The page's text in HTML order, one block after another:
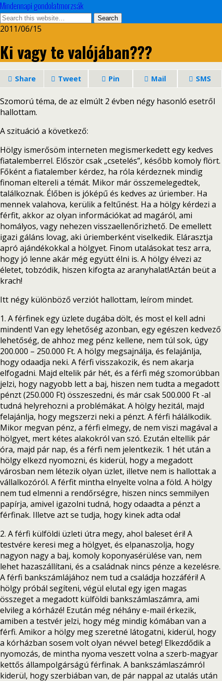
Mindennapi gondolatmorzsák
2011/06/15
Ki vagy te valójában???
Share Tweet Pin Mail SMS
Szomorú téma, de az elmúlt 2 évben négy hasonló esetről
hallottam.
A szituáció a következő:
Hölgy ismerősöm interneten megismerkedett egy kedves
fiatalemberrel. Először csak „csetelés”, később komoly flört.
Főként a fiatalember kérdez, ha róla kérdeznek mindig
finoman eltereli a témát. Mikor már összemelegedtek,
találkoznak. Élőben is jóképű és kedves az úriember. Ha
mennek valahova, kerülik a feltűnést. Ha a hölgy kérdezi a
férfit, akkor az olyan információkat ad magáról, ami
homályos, vagy nehezen visszaellenőrizhető. De emellett
igazi gáláns lovag, aki úriemberként viselkedik. Elárasztja
apró ajándékokkal a hölgyet. Finom utalásokat tesz arra,
hogy jó lenne akár még együtt élni is. A hölgy élvezi az
életet, tobzódik, hiszen kifogta az aranyhalat!Aztán beüt a
krach!
Itt négy különböző verziót hallottam, leírom mindet.
1. A férfinek egy üzlete dugába dölt, és most el kell adni
mindent! Van egy lehetőség azonban, egy egészen kedvező
lehetőség, de ahhoz meg pénz kellene, nem túl sok, úgy
200.000 – 250.000 Ft. A hölgy megsajnálja, és felajánlja,
hogy odaadja neki. A férfi visszakozik, és nem akarja
elfogadni. Majd eltelik pár hét, és a férfi még szomorúbban
jelzi, hogy nagyobb lett a baj, hiszen nem tudta a megadott
pénzt (250.000 Ft) összeszedni, és már csak 500.000 Ft -al
tudná helyrehozni a problémákat. A hölgy hezitál, majd
felajánlja, hogy megszerzi neki a pénzt. A férfi hálálkodik.
Mikor megvan pénz, a férfi elmegy, de nem viszi magával a
hölgyet, mert kétes alakokról van szó. Ezután eltellik pár
óra, majd pár nap, és a férfi nem jelentkezik. 1 hét után a
hölgy elkezd nyomozni, és kiderül, hogy a megadott
városban nem létezik olyan üzlet, illetve nem is hallottak a
vállalkozóról. A férfit mintha elnyelte volna a föld. A hölgy
nem tud elmenni a rendőrségre, hiszen nincs semmilyen
papírja, amivel igazolni tudná, hogy odaadta a pénzt a
férfinak. Illetve azt se tudja, hogy kinek adta oda!
2. A férfi külföldi üzleti útra megy, ahol baleset éri! A
testvére keresi meg a hölgyet, és elpanaszolja, hogy
nagyon nagy a baj, komoly koponyasérülése van, nem
lehet hazaszállítani, és a családnak nincs pénze a kezelésre.
A férfi bankszámlájához nem tud a családja hozzáféri! A
hölgy próbál segíteni, végül elutal egy igen magas
összeget a megadott külföldi bankszámlaszámra, ami
elvileg a kórházé! Ezután még néhány e-mail érkezik,
amiben a testvér jelzi, hogy még mindig kómában van a
férfi. Amikor a hölgy meg szeretné látogatni, kiderül, hogy
a kórházban sosem volt olyan névvel beteg! Elkezdődik a
nyomozás, de mintha nyoma veszett volna a szerb-magyar
kettős állampolgárságú férfinak. A bankszámlaszámról
kiderül, hogy szerbiában van, de pár nappal az utalás után